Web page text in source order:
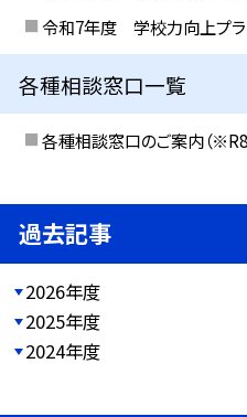
令和7年度 学校力向上プラ
各種相談窓口一覧
各種相談窓口のご案内（※R8
過去記事
2026年度
2025年度
2024年度